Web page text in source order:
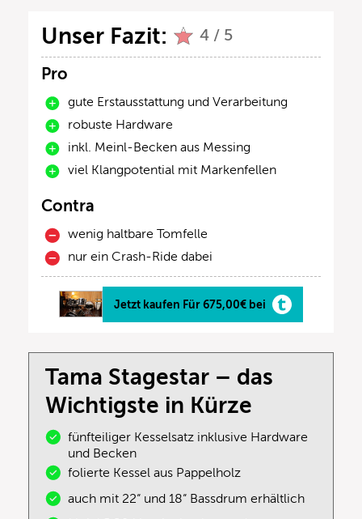
Unser Fazit: 4 / 5
Pro
gute Erstausstattung und Verarbeitung
robuste Hardware
inkl. Meinl-Becken aus Messing
viel Klangpotential mit Markenfellen
Contra
wenig haltbare Tomfelle
nur ein Crash-Ride dabei
Jetzt kaufen Für 675,00€ bei
Tama Stagestar – das
Wichtigste in Kürze
fünfteiliger Kesselsatz inklusive Hardware
und Becken
folierte Kessel aus Pappelholz
auch mit 22“ und 18“ Bassdrum erhältlich